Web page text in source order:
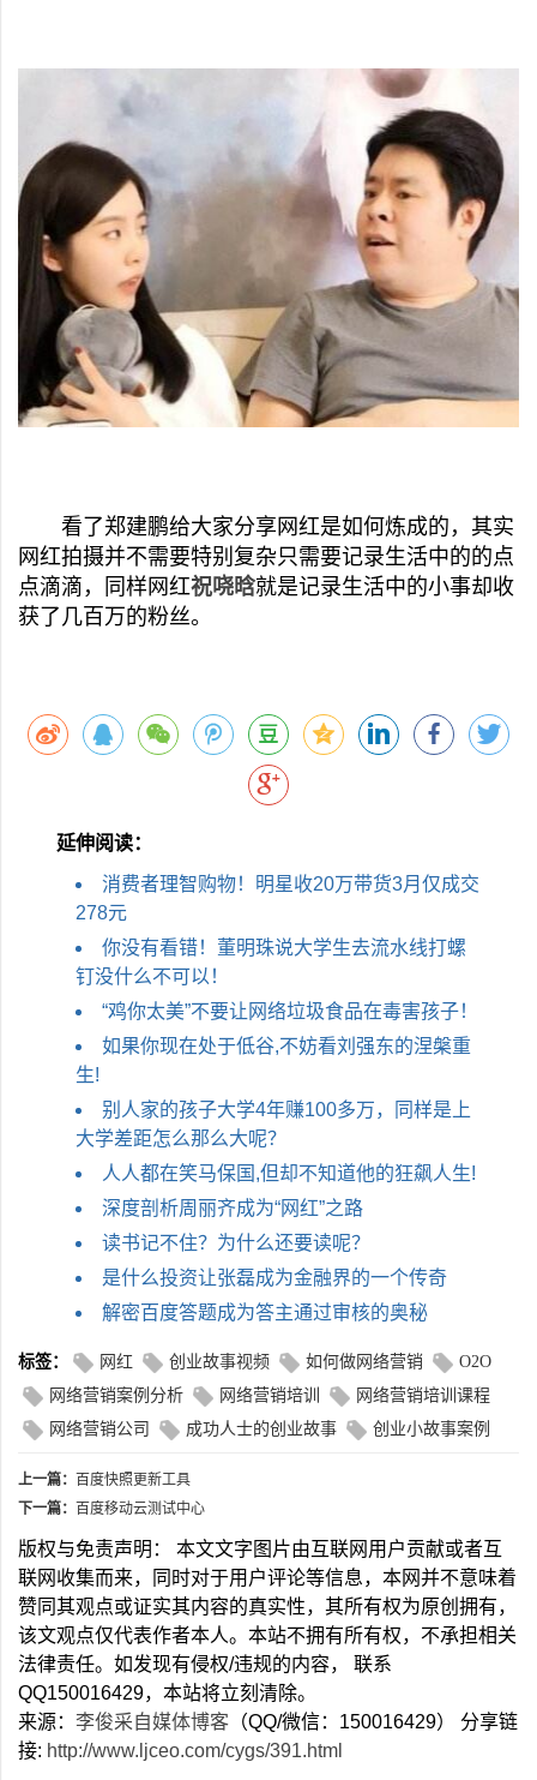
看了郑建鹏给大家分享网红是如何炼成的，其实
网红拍摄并不需要特别复杂只需要记录生活中的的点
点滴滴，同样网红祝哓晗就是记录生活中的小事却收
获了几百万的粉丝。
延伸阅读：
消费者理智购物！明星收20万带货3月仅成交
278元
你没有看错！董明珠说大学生去流水线打螺
钉没什么不可以！
“鸡你太美”不要让网络垃圾食品在毒害孩子！
如果你现在处于低谷,不妨看刘强东的涅槃重
生!
别人家的孩子大学4年赚100多万，同样是上
大学差距怎么那么大呢？
人人都在笑马保国,但却不知道他的狂飙人生!
深度剖析周丽齐成为“网红”之路
读书记不住？为什么还要读呢？
是什么投资让张磊成为金融界的一个传奇
解密百度答题成为答主通过审核的奥秘
标签： 网红 创业故事视频 如何做网络营销
O2O
网络营销案例分析
网络营销培训
网络营销培训课程
网络营销公司
成功人士的创业故事 创业小故事案例
上一篇：
百度快照更新工具
下一篇：
百度移动云测试中心
版权与免责声明： 本文文字图片由互联网用户贡献或者互
联网收集而来，同时对于用户评论等信息，本网并不意味着
赞同其观点或证实其内容的真实性，其所有权为原创拥有，
该文观点仅代表作者本人。本站不拥有所有权，不承担相关
法律责任。如发现有侵权/违规的内容， 联系
QQ150016429，本站将立刻清除。
来源： 李俊采自媒体博客 （QQ/微信：150016429） 分享链
接: http://www.ljceo.com/cygs/391.html